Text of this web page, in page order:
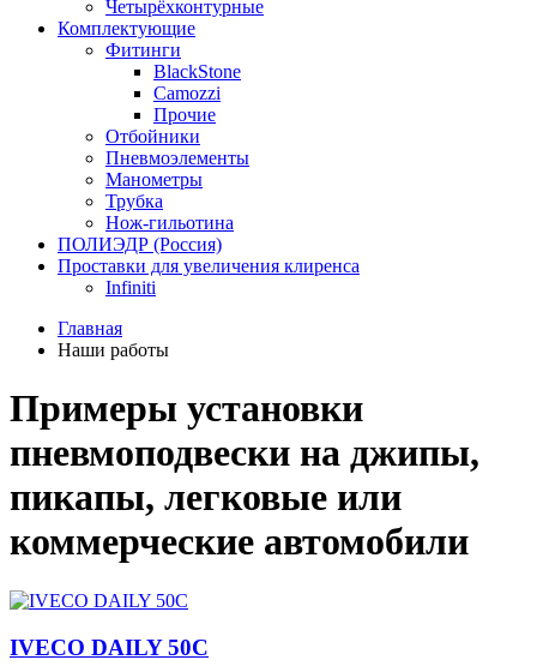
Четырёхконтурные
Комплектующие
Фитинги
BlackStone
Camozzi
Прочие
Отбойники
Пневмоэлементы
Манометры
Трубка
Нож-гильотина
ПОЛИЭДР (Россия)
Проставки для увеличения клиренса
Infiniti
Главная
Наши работы
Примеры установки
пневмоподвески на джипы,
пикапы, легковые или
коммерческие автомобили
IVECO DAILY 50C